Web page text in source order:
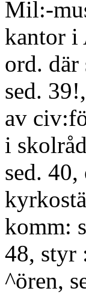
Mil:-
kantor i
ord.
sed.
av
i
sed.
komm:
48, styr
^ören,